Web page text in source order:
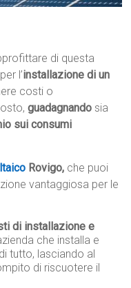
di questa
l’installazione di un
costi o
guadagnando sia
sui consumi
Rovigo, che puoi
vantaggiosa per le
di installazione e
che installa e
tutto, lasciando al
di riscuotere il